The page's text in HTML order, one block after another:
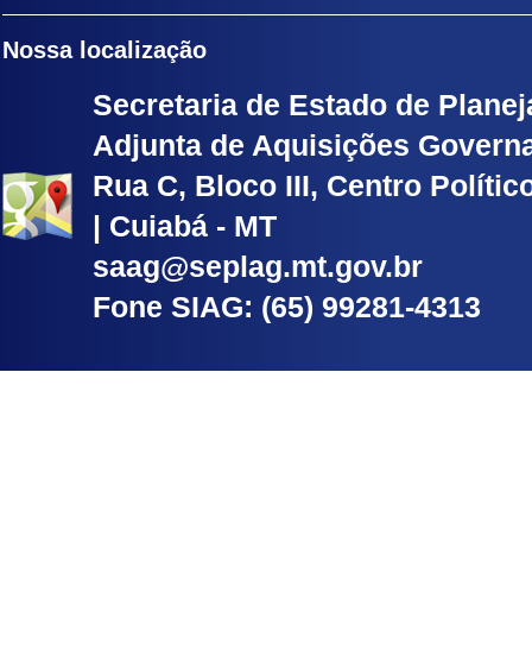
Nossa localização
Secretaria de Estado de
Adjunta de Aquisições
Rua C, Bloco III, Centro
| Cuiabá - MT
saag@seplag.mt.gov.br
Fone SIAG: (65) 99281-4313